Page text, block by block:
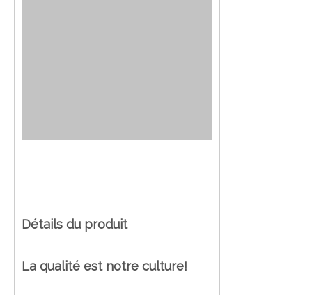
Détails du produit
La qualité est notre culture!